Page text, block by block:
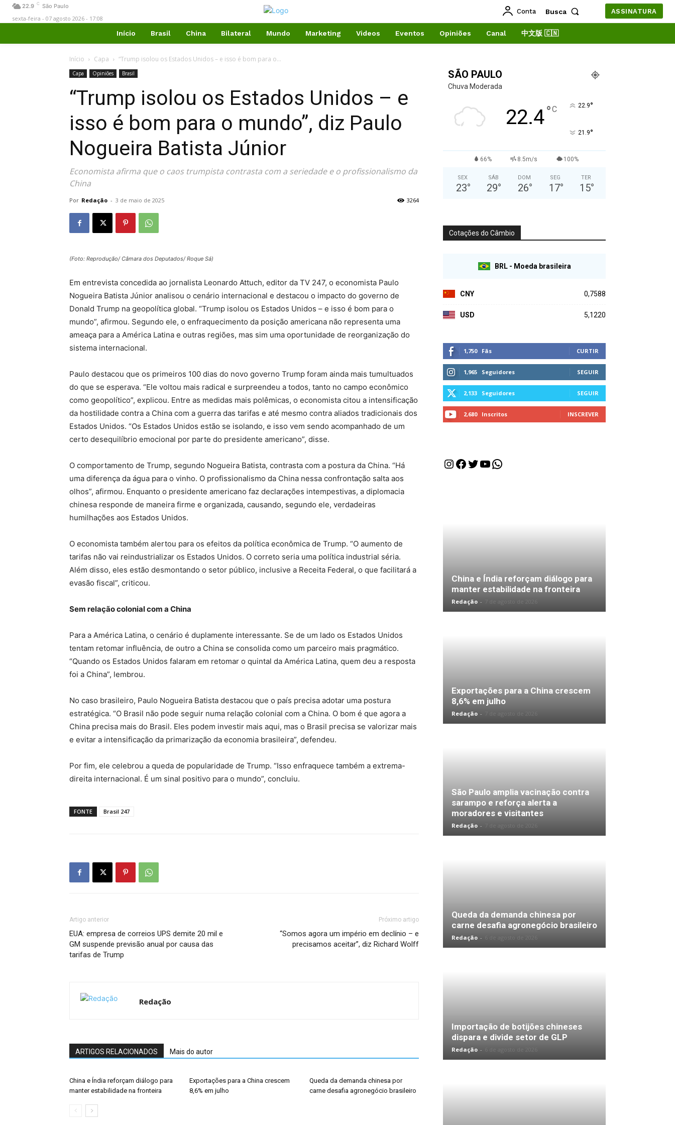
22.9 C São Paulo
sexta-feira - 07 agosto 2026 - 17:08
Conta Busca ASSINATURA
Início Brasil China Bilateral Mundo Marketing Videos Eventos Opiniões Canal 中文版 🇨🇳
Início Capa “Trump isolou os Estados Unidos – e isso é bom para o...
Capa Opiniões Brasil
“Trump isolou os Estados Unidos – e
isso é bom para o mundo”, diz Paulo
Nogueira Batista Júnior
Economista afirma que o caos trumpista contrasta com a seriedade e o profissionalismo da
China
Por Redação - 3 de maio de 2025 3264
(Foto: Reprodução/ Câmara dos Deputados/ Roque Sá)
Em entrevista concedida ao jornalista Leonardo Attuch, editor da TV 247, o economista Paulo
Nogueira Batista Júnior analisou o cenário internacional e destacou o impacto do governo de
Donald Trump na geopolítica global. “Trump isolou os Estados Unidos – e isso é bom para o
mundo”, afirmou. Segundo ele, o enfraquecimento da posição americana não representa uma
ameaça para a América Latina e outras regiões, mas sim uma oportunidade de reorganização do
sistema internacional.
Paulo destacou que os primeiros 100 dias do novo governo Trump foram ainda mais tumultuados
do que se esperava. “Ele voltou mais radical e surpreendeu a todos, tanto no campo econômico
como geopolítico”, explicou. Entre as medidas mais polêmicas, o economista citou a intensificação
da hostilidade contra a China com a guerra das tarifas e até mesmo contra aliados tradicionais dos
Estados Unidos. “Os Estados Unidos estão se isolando, e isso vem sendo acompanhado de um
certo desequilíbrio emocional por parte do presidente americano”, disse.
O comportamento de Trump, segundo Nogueira Batista, contrasta com a postura da China. “Há
uma diferença da água para o vinho. O profissionalismo da China nessa confrontação salta aos
olhos”, afirmou. Enquanto o presidente americano faz declarações intempestivas, a diplomacia
chinesa responde de maneira firme e organizada, causando, segundo ele, verdadeiras
humilhações aos Estados Unidos.
O economista também alertou para os efeitos da política econômica de Trump. “O aumento de
tarifas não vai reindustrializar os Estados Unidos. O correto seria uma política industrial séria.
Além disso, eles estão desmontando o setor público, inclusive a Receita Federal, o que facilitará a
evasão fiscal”, criticou.
Sem relação colonial com a China
Para a América Latina, o cenário é duplamente interessante. Se de um lado os Estados Unidos
tentam retomar influência, de outro a China se consolida como um parceiro mais pragmático.
“Quando os Estados Unidos falaram em retomar o quintal da América Latina, quem deu a resposta
foi a China”, lembrou.
No caso brasileiro, Paulo Nogueira Batista destacou que o país precisa adotar uma postura
estratégica. “O Brasil não pode seguir numa relação colonial com a China. O bom é que agora a
China precisa mais do Brasil. Eles podem investir mais aqui, mas o Brasil precisa se valorizar mais
e evitar a intensificação da primarização da economia brasileira”, defendeu.
Por fim, ele celebrou a queda de popularidade de Trump. “Isso enfraquece também a extrema-
direita internacional. É um sinal positivo para o mundo”, concluiu.
FONTE Brasil 247
Artigo anterior
EUA: empresa de correios UPS demite 20 mil e
GM suspende previsão anual por causa das
tarifas de Trump
Próximo artigo
“Somos agora um império em declínio – e
precisamos aceitar”, diz Richard Wolff
Redação
ARTIGOS RELACIONADOS Mais do autor
China e Índia reforçam diálogo para
manter estabilidade na fronteira
Exportações para a China crescem
8,6% em julho
Queda da demanda chinesa por
carne desafia agronegócio brasileiro
SÃO PAULO
Chuva Moderada
22.4°C 22.9°
21.9°
66% 8.5m/s 100%
SEX
23°
SÁB
29°
DOM
26°
SEG
17°
TER
15°
Cotações do Câmbio
BRL - Moeda brasileira
CNY 0,7588
USD 5,1220
1,750 Fãs CURTIR
1,965 Seguidores SEGUIR
2,133 Seguidores SEGUIR
2,680 Inscritos INSCREVER
Instagram
Facebook
Twitter
Youtube
WhatsApp
China e Índia reforçam diálogo para
manter estabilidade na fronteira
Redação - 7 de agosto de 2026
Exportações para a China crescem
8,6% em julho
Redação - 7 de agosto de 2026
São Paulo amplia vacinação contra
sarampo e reforça alerta a
moradores e visitantes
Redação - 7 de agosto de 2026
Queda da demanda chinesa por
carne desafia agronegócio brasileiro
Redação -
Importação de botijões chineses
dispara e divide setor de GLP
Redação -